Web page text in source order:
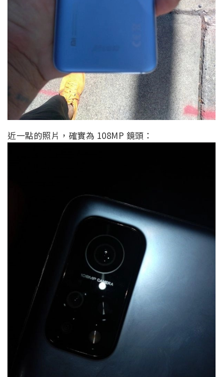
近一點的照片，確實為 108MP 鏡頭：